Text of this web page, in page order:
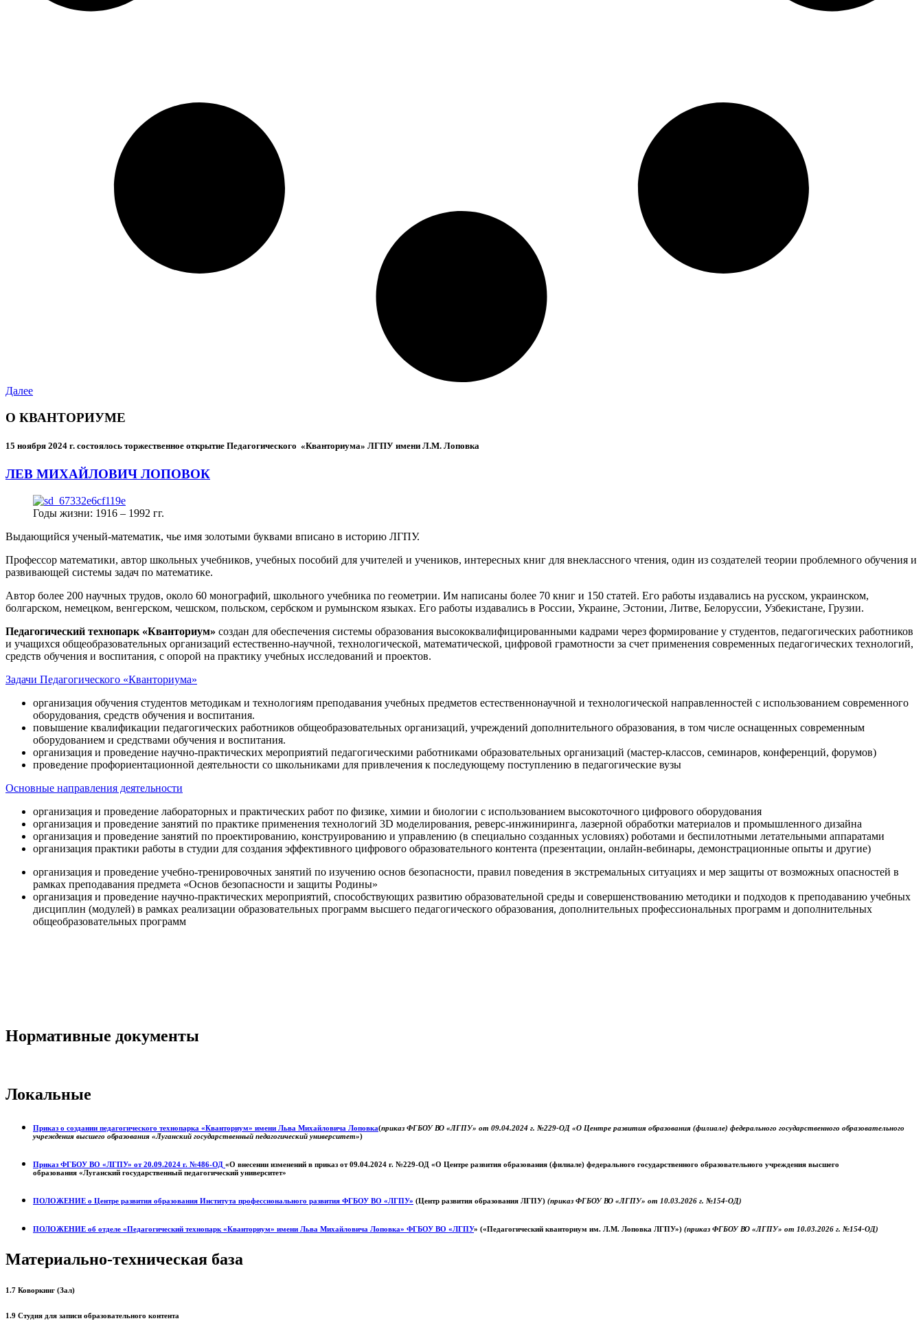
Далее
О КВАНТОРИУМЕ
15 ноября 2024 г. состоялось торжественное открытие Педагогического «Кванториума» ЛГПУ имени Л.М. Лоповка
ЛЕВ МИХАЙЛОВИЧ ЛОПОВОК
Годы жизни: 1916 – 1992 гг.
Выдающийся ученый-математик, чье имя золотыми буквами вписано в историю ЛГПУ.
Профессор математики, автор школьных учебников, учебных пособий для учителей и учеников, интересных книг для внеклассного чтения, один из создателей теории проблемного обучения и
развивающей системы задач по математике.
Автор более 200 научных трудов, около 60 монографий, школьного учебника по геометрии. Им написаны более 70 книг и 150 статей. Его работы издавались на русском, украинском,
болгарском, немецком, венгерском, чешском, польском, сербском и румынском языках. Его работы издавались в России, Украине, Эстонии, Литве, Белоруссии, Узбекистане, Грузии.
Педагогический технопарк «Кванториум» создан для обеспечения системы образования высококвалифицированными кадрами через формирование у студентов, педагогических работников
и учащихся общеобразовательных организаций естественно-научной, технологической, математической, цифровой грамотности за счет применения современных педагогических технологий,
средств обучения и воспитания, с опорой на практику учебных исследований и проектов.
Задачи Педагогического «Кванториума»
организация обучения студентов методикам и технологиям преподавания учебных предметов естественнонаучной и технологической направленностей с использованием современного
оборудования, средств обучения и воспитания.
повышение квалификации педагогических работников общеобразовательных организаций, учреждений дополнительного образования, в том числе оснащенных современным
оборудованием и средствами обучения и воспитания.
организация и проведение научно-практических мероприятий педагогическими работниками образовательных организаций (мастер-классов, семинаров, конференций, форумов)
проведение профориентационной деятельности со школьниками для привлечения к последующему поступлению в педагогические вузы
Основные направления деятельности
организация и проведение лабораторных и практических работ по физике, химии и биологии с использованием высокоточного цифрового оборудования
организация и проведение занятий по практике применения технологий 3D моделирования, реверс-инжиниринга, лазерной обработки материалов и промышленного дизайна
организация и проведение занятий по проектированию, конструированию и управлению (в специально созданных условиях) роботами и беспилотными летательными аппаратами
организация практики работы в студии для создания эффективного цифрового образовательного контента (презентации, онлайн-вебинары, демонстрационные опыты и другие)
организация и проведение учебно-тренировочных занятий по изучению основ безопасности, правил поведения в экстремальных ситуациях и мер защиты от возможных опасностей в
рамках преподавания предмета «Основ безопасности и защиты Родины»
организация и проведение научно-практических мероприятий, способствующих развитию образовательной среды и совершенствованию методики и подходов к преподаванию учебных
дисциплин (модулей) в рамках реализации образовательных программ высшего педагогического образования, дополнительных профессиональных программ и дополнительных
общеобразовательных программ
Нормативные документы
Локальные
Приказ о создании педагогического технопарка «Кванториум» имени Льва Михайловича Лоповка(приказ ФГБОУ ВО «ЛГПУ» от 09.04.2024 г. №229-ОД «О Центре развития образования (филиале) федерального государственного образовательного
учреждения высшего образования «Луганский государственный педагогический университет»)
Приказ ФГБОУ ВО «ЛГПУ» от 20.09.2024 г. №486-ОД «О внесении изменений в приказ от 09.04.2024 г. №229-ОД «О Центре развития образования (филиале) федерального государственного образовательного учреждения высшего
образования «Луганский государственный педагогический университет»
ПОЛОЖЕНИЕ о Центре развития образования Института профессионального развития ФГБОУ ВО «ЛГПУ» (Центр развития образования ЛГПУ) (приказ ФГБОУ ВО «ЛГПУ» от 10.03.2026 г. №154-ОД)
ПОЛОЖЕНИЕ об отделе «Педагогический технопарк «Кванториум» имени Льва Михайловича Лоповка» ФГБОУ ВО «ЛГПУ» («Педагогический кванториум им. Л.М. Лоповка ЛГПУ») (приказ ФГБОУ ВО «ЛГПУ» от 10.03.2026 г. №154-ОД)
Материально-техническая база
1.7 Коворкинг (Зал)
1.9 Студия для записи образовательного контента